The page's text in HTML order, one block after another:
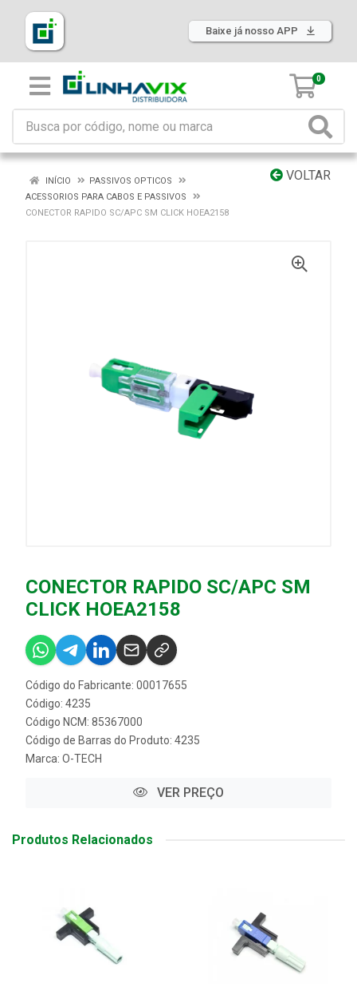
Baixe já nosso APP
0
VOLTAR
INÍCIO
PASSIVOS OPTICOS
ACESSORIOS PARA CABOS E PASSIVOS
CONECTOR RAPIDO SC/APC SM CLICK HOEA2158
CONECTOR RAPIDO SC/APC SM
CLICK HOEA2158
Código do Fabricante: 00017655
Código: 4235
Código NCM: 85367000
Código de Barras do Produto: 4235
Marca: O-TECH
VER PREÇO
Produtos Relacionados